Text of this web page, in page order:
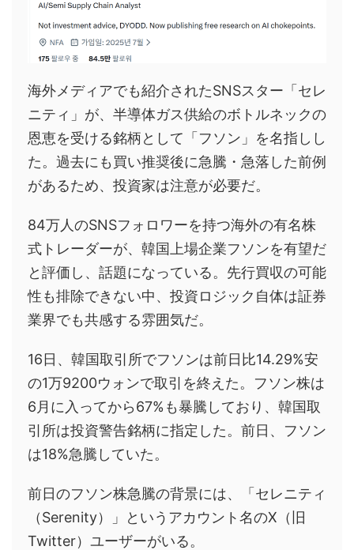
海外メディアでも紹介されたSNSスター「セレ
ニティ」が、半導体ガス供給のボトルネックの
恩恵を受ける銘柄として「フソン」を名指しし
た。過去にも買い推奨後に急騰・急落した前例
があるため、投資家は注意が必要だ。
84万人のSNSフォロワーを持つ海外の有名株
式トレーダーが、韓国上場企業フソンを有望だ
と評価し、話題になっている。先行買収の可能
性も排除できない中、投資ロジック自体は証券
業界でも共感する雰囲気だ。
16日、韓国取引所でフソンは前日比14.29%安
の1万9200ウォンで取引を終えた。フソン株は
6月に入ってから67%も暴騰しており、韓国取
引所は投資警告銘柄に指定した。前日、フソン
は18%急騰していた。
前日のフソン株急騰の背景には、「セレニティ
（Serenity）」というアカウント名のX（旧
Twitter）ユーザーがいる。